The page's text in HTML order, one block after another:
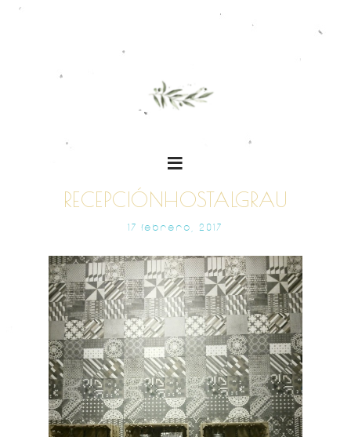
RECEPCIÓNHOSTALGRAU
17 FEBRERO, 2017